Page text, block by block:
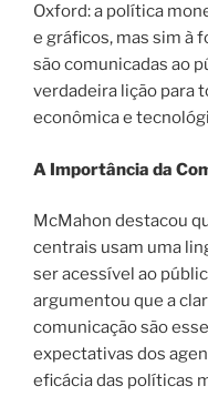
Oxford: a política
e gráficos, mas sim à
são comunicadas ao
verdadeira lição para
econômica e
A Importância da
McMahon destacou
centrais usam uma
ser acessível ao
argumentou que a
comunicação são
expectativas dos
eficácia das políticas